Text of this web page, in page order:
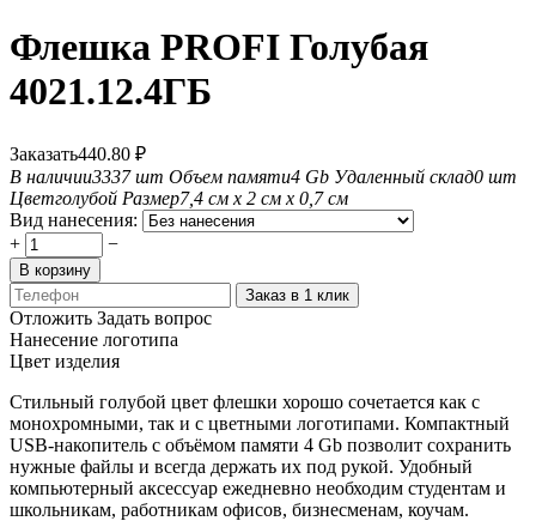
Флешка PROFI Голубая
4021.12.4ГБ
Заказать440.80 ₽
В наличии3337 шт Объем памяти4 Gb Удаленный склад0 шт
Цветголубой Размер7,4 см х 2 см х 0,7 см
Вид нанесения:
+
−
В корзину
Заказ в 1 клик
Отложить Задать вопрос
Нанесение логотипа
Цвет изделия
Стильный голубой цвет флешки хорошо сочетается как с
монохромными, так и с цветными логотипами. Компактный
USB-накопитель с объёмом памяти 4 Gb позволит сохранить
нужные файлы и всегда держать их под рукой. Удобный
компьютерный аксессуар ежедневно необходим студентам и
школьникам, работникам офисов, бизнесменам, коучам.